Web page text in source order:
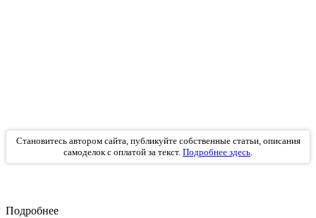
Становитесь автором сайта, публикуйте собственные статьи, описания
самоделок с оплатой за текст. Подробнее здесь.
Подробнее